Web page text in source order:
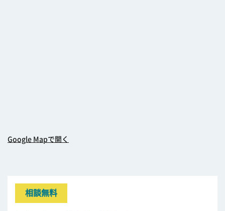
Google Mapで開く
相談無料